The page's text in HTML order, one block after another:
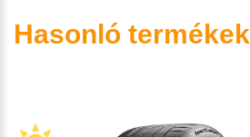
Hasonló termékek